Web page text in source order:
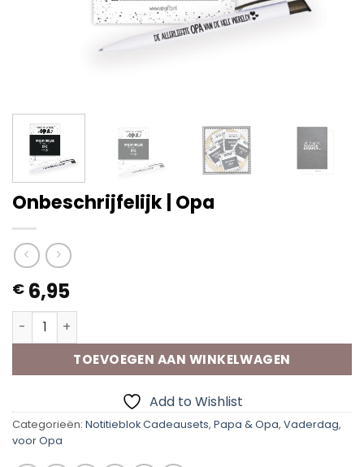
Onbeschrijfelijk | Opa
€ 6,95
Onbeschrijfelijk | Opa aantal
TOEVOEGEN AAN WINKELWAGEN
Add to Wishlist
Categorieën: Notitieblok Cadeausets, Papa & Opa, Vaderdag,
voor Opa